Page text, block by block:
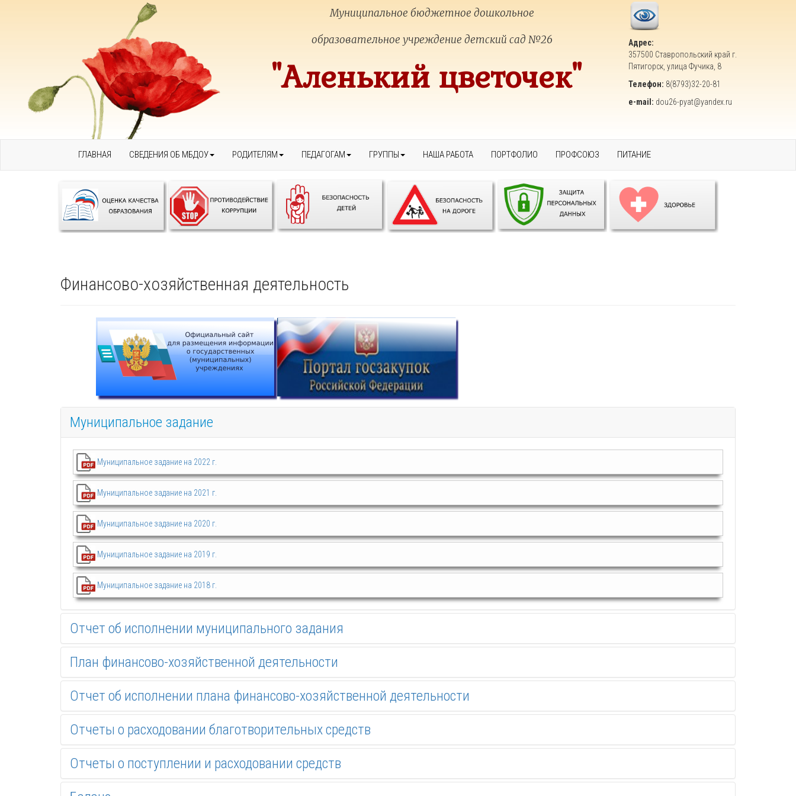
Муниципальное бюджетное дошкольное
образовательное учреждение детский сад №26
"Аленький цветочек"
Адрес:
357500 Ставропольский край г.
Пятигорск, улица Фучика, 8
Телефон: 8(8793)32-20-81
e-mail: dou26-pyat@yandex.ru
ГЛАВНАЯ СВЕДЕНИЯ ОБ МБДОУ РОДИТЕЛЯМ ПЕДАГОГАМ ГРУППЫ НАША РАБОТА ПОРТФОЛИО ПРОФСОЮЗ ПИТАНИЕ
Финансово-хозяйственная деятельность
Муниципальное задание
Муниципальное задание на 2022 г.
Муниципальное задание на 2021 г.
Муниципальное задание на 2020 г.
Муниципальное задание на 2019 г.
Муниципальное задание на 2018 г.
Отчет об исполнении муниципального задания
План финансово-хозяйственной деятельности
Отчет об исполнении плана финансово-хозяйственной деятельности
Отчеты о расходовании благотворительных средств
Отчеты о поступлении и расходовании средств